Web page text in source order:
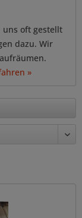
uns oft gestellt
dazu. Wir
»